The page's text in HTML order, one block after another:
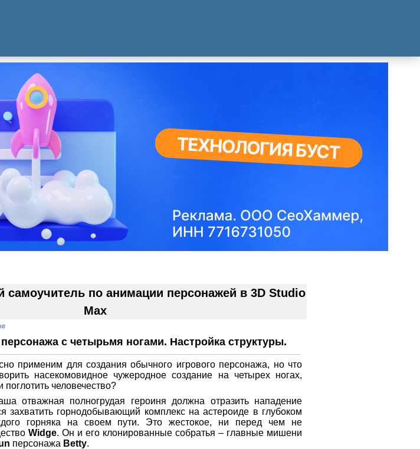
по анимации персонажей в 3D Studio
Max
с четырьмя ногами. Настройка структуры.
применим для создания обычного игрового персонажа, но что
насекомовидное чужеродное создание на четырех ногах,
человечество?
отважная полногрудая героиня должна отразить нападение
захватить горнодобывающий комплекс на астероиде в глубоком
горняка на своем пути. Это жестокое, ни перед чем не
Widge. Он и его клонированные собратья – главные мишени
персонажа Betty.